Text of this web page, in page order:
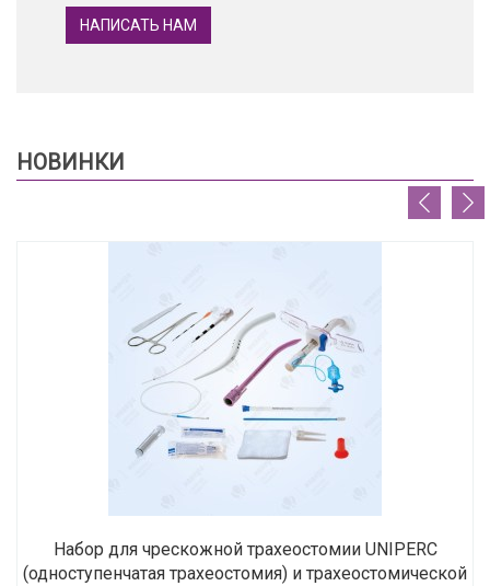
НАПИСАТЬ НАМ
НОВИНКИ
Набор для чрескожной трахеостомии UNIPERC
(одноступенчатая трахеостомия) и трахеостомической